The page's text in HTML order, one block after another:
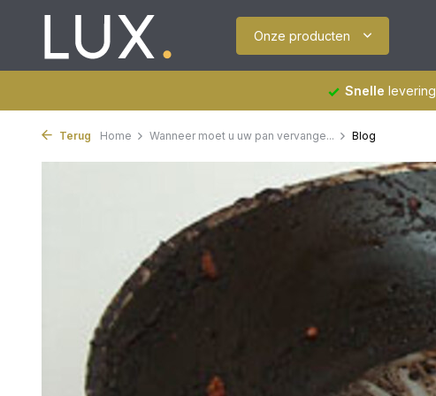
Onze producten
Snelle levering
Terug Home Wanneer moet u uw pan vervange... Blog